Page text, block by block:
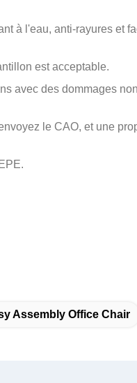
à l'eau, anti-rayures et
est acceptable.
avec des dommages
le CAO, et une
Assembly Office Chair